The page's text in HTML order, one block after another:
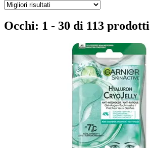
Occhi: 1 - 30 di 113 prodotti